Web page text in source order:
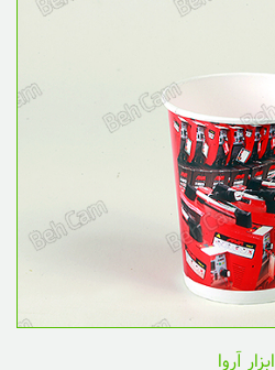
ابزار آروا